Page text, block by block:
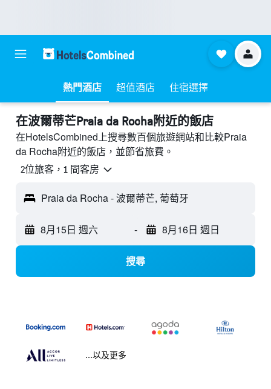
熱門酒店 超值酒店 住宿選擇
​在波爾蒂芒Praia da Rocha附近​的飯店
在HotelsCombined上搜尋數百個旅遊網站和比較Praia
da Rocha附近的飯店，並節省旅費。
2位旅客，1 間客房
Praia da Rocha - 波爾蒂芒, 葡萄牙
8月15日 週六 - 8月16日 週日
搜尋
...以及更多